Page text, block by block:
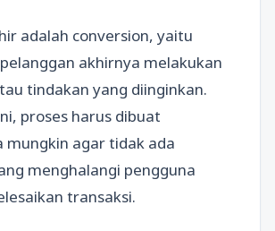
adalah conversion, yaitu
akhirnya melakukan
tindakan yang diinginkan.
proses harus dibuat
mungkin agar tidak ada
menghalangi pengguna
transaksi.